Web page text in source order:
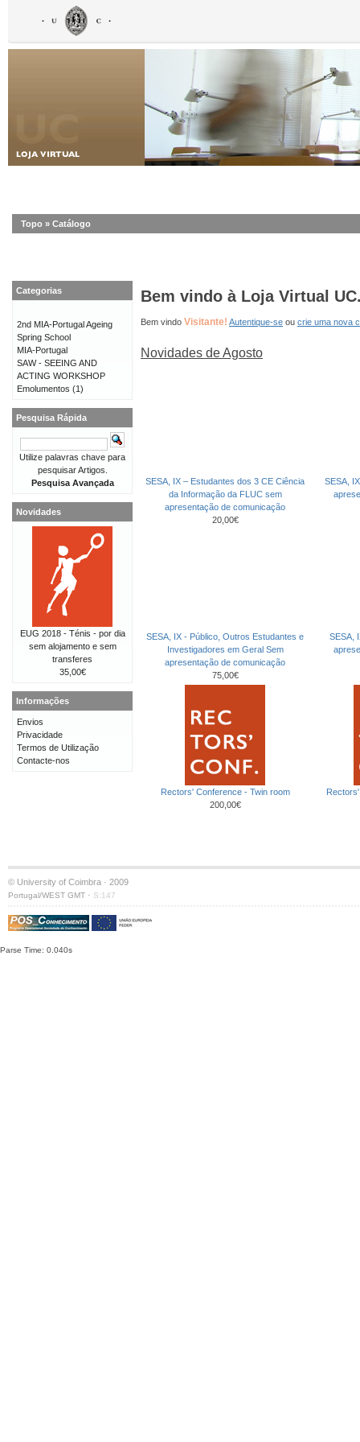
Topo » Catálogo
Bem vindo à Loja Virtual
Bem vindo Visitante! Autentique-se ou crie uma nova
Novidades de Agosto
SESA, IX – Estudantes dos 3 CE Ciência
da Informação da FLUC sem
apresentação de comunicação
20,00€
SESA,
SESA, IX - Público, Outros Estudantes e
Investigadores em Geral Sem
apresentação de comunicação
75,00€
SESA,
Rectors' Conference - Twin room
200,00€
Categorias
2nd MIA-Portugal Ageing
Spring School
MIA-Portugal
SAW - SEEING AND
ACTING WORKSHOP
Emolumentos (1)
Pesquisa Rápida
Utilize palavras chave para
pesquisar Artigos.
Pesquisa Avançada
Novidades
EUG 2018 - Ténis - por dia
sem alojamento e sem
transferes
35,00€
Informações
Envios
Privacidade
Termos de Utilização
Contacte-nos
© University of Coimbra · 2009
Portugal/WEST GMT · S:147
Parse Time: 0.040s